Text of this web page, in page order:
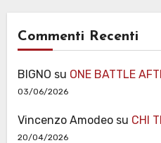
Commenti Recenti
BIGNO su ONE BATTLE
03/06/2026
Vincenzo Amodeosu CHI
20/04/2026